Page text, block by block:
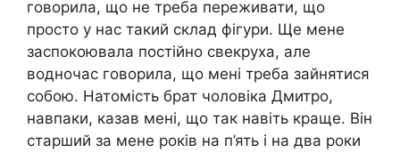
говорила, що не треба переживати, що
просто у нас такий склад фігури. Ще мене
заспокоювала постійно свекруха, але
водночас говорила, що мені треба зайнятися
собою. Натомість брат чоловіка Дмитро,
навпаки, казав мені, що так навіть краще. Він
старший за мене років на п’ять і на два роки